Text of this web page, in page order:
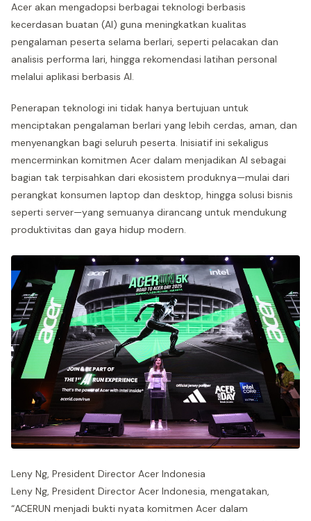
Acer akan mengadopsi berbagai teknologi berbasis
kecerdasan buatan (AI) guna meningkatkan kualitas
pengalaman peserta selama berlari, seperti pelacakan dan
analisis performa lari, hingga rekomendasi latihan personal
melalui aplikasi berbasis AI.
Penerapan teknologi ini tidak hanya bertujuan untuk
menciptakan pengalaman berlari yang lebih cerdas, aman, dan
menyenangkan bagi seluruh peserta. Inisiatif ini sekaligus
mencerminkan komitmen Acer dalam menjadikan AI sebagai
bagian tak terpisahkan dari ekosistem produknya—mulai dari
perangkat konsumen laptop dan desktop, hingga solusi bisnis
seperti server—yang semuanya dirancang untuk mendukung
produktivitas dan gaya hidup modern.
Leny Ng, President Director Acer Indonesia
Leny Ng, President Director Acer Indonesia, mengatakan,
“ACERUN menjadi bukti nyata komitmen Acer dalam